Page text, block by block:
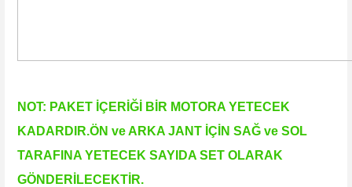
NOT: PAKET İÇERİĞİ BİR MOTORA YETECEK
KADARDIR.ÖN ve ARKA JANT İÇİN SAĞ ve SOL
TARAFINA YETECEK SAYIDA SET OLARAK
GÖNDERİLECEKTİR.